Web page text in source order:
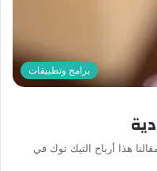
برامج وتطبيقات
هذا أرباح التيك توك في